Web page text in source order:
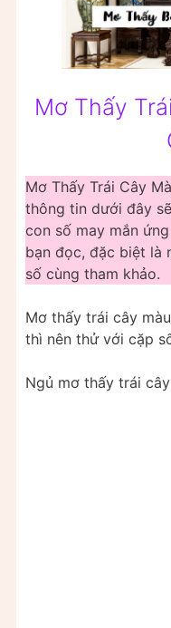
Mơ Thấy
Mơ Thấy Trái Cây
thông tin dưới đây
con số may mắn
bạn đọc, đặc biệt là
số cùng tham khảo.
Mơ thấy trái cây
thì nên thử với cặp
Ngủ mơ thấy trái